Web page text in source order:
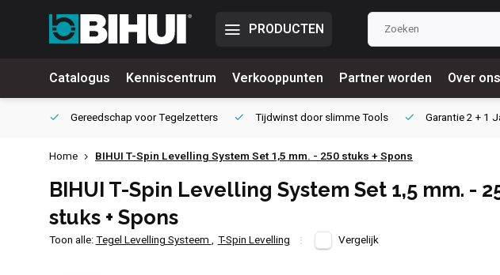
PRODUCTEN
Catalogus Kenniscentrum Verkooppunten Partner worden Over ons
Gereedschap voorTegelzetters Tijdwinst doorslimme Tools Garantie2 + 1
Home BIHUI T-Spin Levelling System Set 1,5 mm. - 250 stuks + Spons
BIHUI T-Spin Levelling System Set 1,5 mm. -
stuks + Spons
Toon alle:Tegel Levelling Systeem , T-Spin Levelling Vergelijk